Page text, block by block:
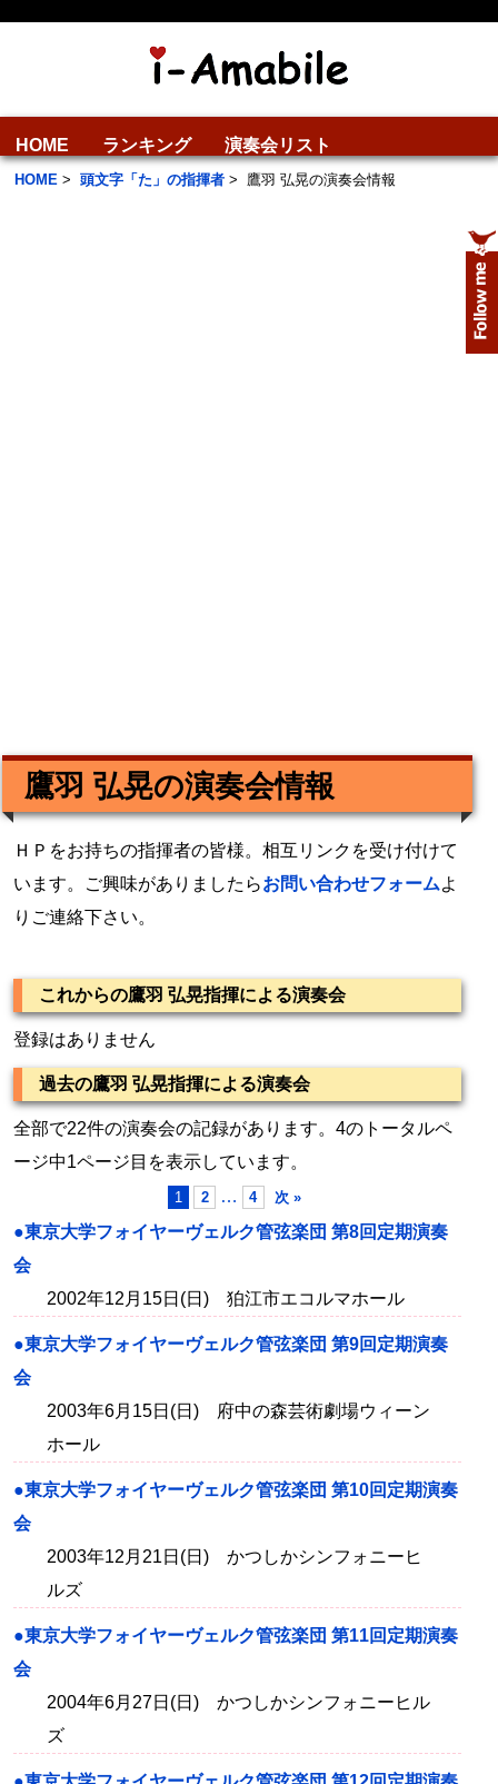
HOME ランキング 演奏会リスト
HOME > 頭文字「た」の指揮者 > 鷹羽 弘晃の演奏会情報
鷹羽 弘晃の演奏会情報
ＨＰをお持ちの指揮者の皆様。相互リンクを受け付けて
います。ご興味がありましたらお問い合わせフォームよ
りご連絡下さい。
これからの鷹羽 弘晃指揮による演奏会
登録はありません
過去の鷹羽 弘晃指揮による演奏会
全部で22件の演奏会の記録があります。4のトータルペ
ージ中1ページ目を表示しています。
1 2 … 4 次 »
●東京大学フォイヤーヴェルク管弦楽団 第8回定期演奏
会
2002年12月15日(日) 狛江市エコルマホール
●東京大学フォイヤーヴェルク管弦楽団 第9回定期演奏
会
2003年6月15日(日) 府中の森芸術劇場ウィーン
ホール
●東京大学フォイヤーヴェルク管弦楽団 第10回定期演奏
会
2003年12月21日(日) かつしかシンフォニーヒ
ルズ
●東京大学フォイヤーヴェルク管弦楽団 第11回定期演奏
会
2004年6月27日(日) かつしかシンフォニーヒル
ズ